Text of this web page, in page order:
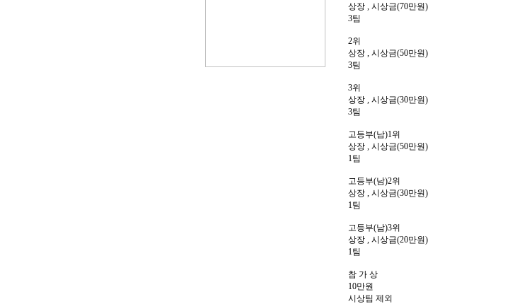
상장 , 시상금(70만원)
3팀
2위
상장 , 시상금(50만원)
3팀
3위
상장 , 시상금(30만원)
3팀
고등부(남)1위
상장 , 시상금(50만원)
1팀
고등부(남)2위
상장 , 시상금(30만원)
1팀
고등부(남)3위
상장 , 시상금(20만원)
1팀
참 가 상
10만원
시상팀 제외